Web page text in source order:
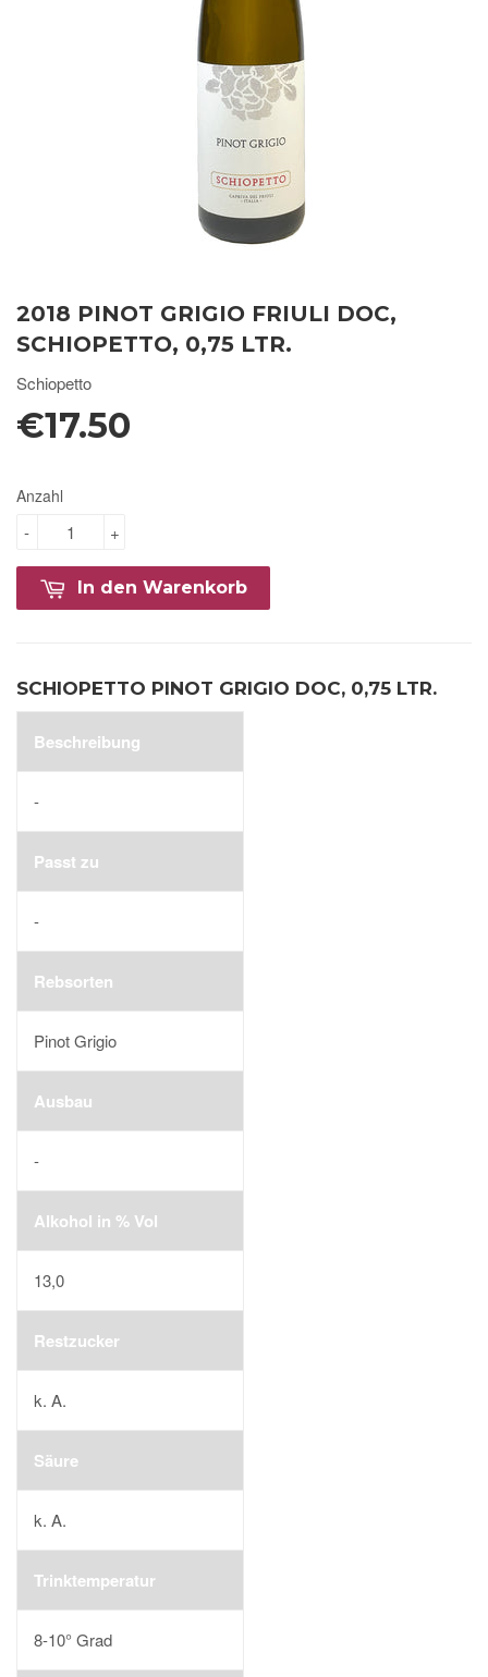
2018 PINOT GRIGIO FRIULI DOC,
SCHIOPETTO, 0,75 LTR.
Schiopetto
€17.50
Anzahl
+
-
In den Warenkorb
SCHIOPETTO PINOT GRIGIO DOC, 0,75 LTR.
Beschreibung
-
Passt zu
-
Rebsorten
Pinot Grigio
Ausbau
-
Alkohol in % Vol
13,0
Restzucker
k. A.
Säure
k. A.
Trinktemperatur
8-10° Grad